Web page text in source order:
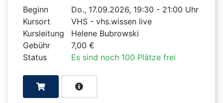
Beginn
Do., 17.09.2026, 19:30 - 21:00 Uhr
Kursort
VHS - vhs.wissen live
Kursleitung
Helene Bubrowski
Gebühr
7,00 €
Status
Es sind noch 100 Plätze frei